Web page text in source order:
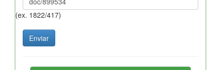
(ex. 1822/417)